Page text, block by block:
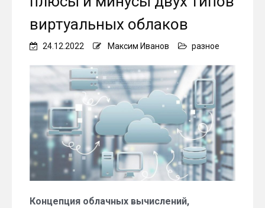
виртуальных облаков
24.12.2022 Максим Иванов разное
Концепция облачных вычислений,